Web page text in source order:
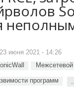
июня 2021 - 14:26
Межсетевой
программ